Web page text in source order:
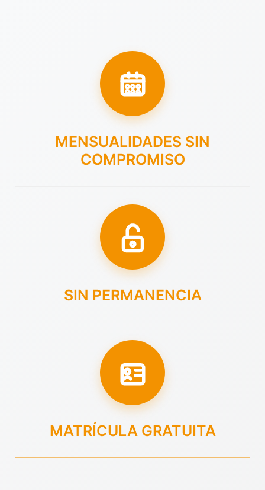
MENSUALIDADES SIN
COMPROMISO
SIN PERMANENCIA
MATRÍCULA GRATUITA